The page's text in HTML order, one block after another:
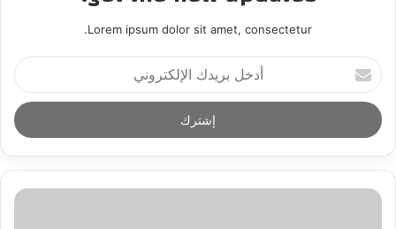
Lorem ipsum dolor sit amet, consectetur.
أ
د
خ
ل
ر
د